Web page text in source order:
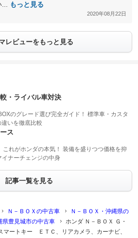
もっと見る
2020年08月22日
レビューをもっと見る
・ライバル車対決
のグレード選び完全ガイド！ 標準車・カスタ
違いを徹底比較
ス
これがホンダの本気！ 装備を盛りつつ価格を抑
イナーチェンジの中身
記事一覧を見る
Ｎ－ＢＯＸの中古車
Ｎ－ＢＯＸ・沖縄県の
県豊見城市の中古車
ホンダ Ｎ－ＢＯＸ Ｇ・
ートキー ＥＴＣ、リアカメラ、カーナビ、